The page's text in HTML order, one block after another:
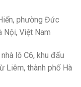
phường Đức
Nội, Việt Nam
lô C6, khu đấu
Liêm, thành phố Hà